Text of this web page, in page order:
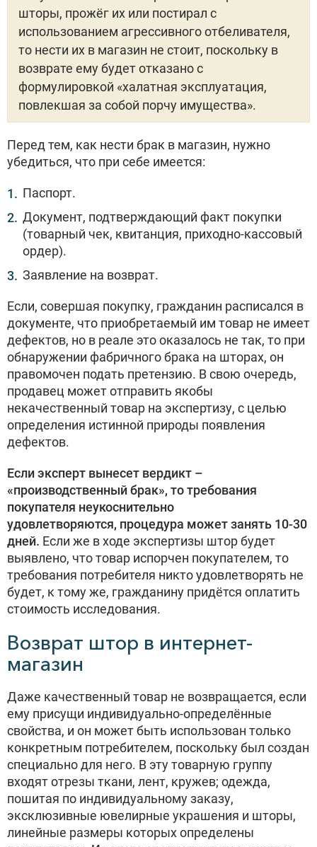
шторы, прожёг их или постирал с
использованием агрессивного отбеливателя,
то нести их в магазин не стоит, поскольку в
возврате ему будет отказано с
формулировкой «халатная эксплуатация,
повлекшая за собой порчу имущества».
Перед тем, как нести брак в магазин, нужно
убедиться, что при себе имеется:
Паспорт.
Документ, подтверждающий факт покупки
(товарный чек, квитанция, приходно-кассовый
ордер).
Заявление на возврат.
Если, совершая покупку, гражданин расписался в
документе, что приобретаемый им товар не имеет
дефектов, но в реале это оказалось не так, то при
обнаружении фабричного брака на шторах, он
правомочен подать претензию. В свою очередь,
продавец может отправить якобы
некачественный товар на экспертизу, с целью
определения истинной природы появления
дефектов.
Если эксперт вынесет вердикт –
«производственный брак», то требования
покупателя неукоснительно
удовлетворяются, процедура может занять 10-30
дней. Если же в ходе экспертизы штор будет
выявлено, что товар испорчен покупателем, то
требования потребителя никто удовлетворять не
будет, к тому же, гражданину придётся оплатить
стоимость исследования.
Возврат штор в интернет-
магазин
Даже качественный товар не возвращается, если
ему присущи индивидуально-определённые
свойства, и он может быть использован только
конкретным потребителем, поскольку был создан
специально для него. В эту товарную группу
входят отрезы ткани, лент, кружев; одежда,
пошитая по индивидуальному заказу,
эксклюзивные ювелирные украшения и шторы,
линейные размеры которых определены